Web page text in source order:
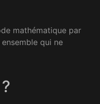
mathématique par
qui ne